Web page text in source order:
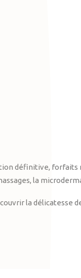
définitive, forfaits
la
la délicatesse